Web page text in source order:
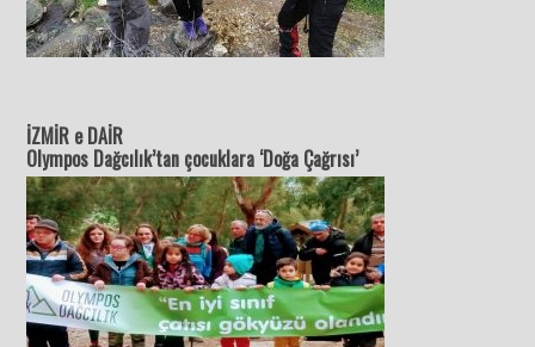
İZMİR e DAİR
Olympos Dağcılık’tan çocuklara ‘Doğa Çağrısı’